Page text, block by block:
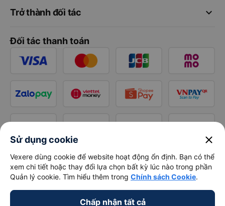
keyboard_arrow_down
Trở thành đối tác
Đối tác thanh toán
Sử dụng cookie close
Vexere dùng cookie để website hoạt động ổn định. Bạn có thể
xem chi tiết hoặc thay đổi lựa chọn bất kỳ lúc nào trong phần
Quản lý cookie. Tìm hiểu thêm trong Chính sách Cookie.
Chấp nhận tất cả